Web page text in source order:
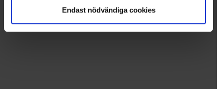
Endast nödvändiga cookies